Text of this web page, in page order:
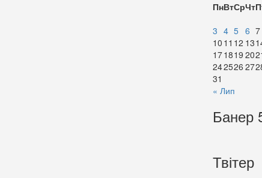
ПнВтСрЧт
3 4 5 6 7
10 11 12 13
171819 20
242526 27
31
« Лип
Банер
Твітер